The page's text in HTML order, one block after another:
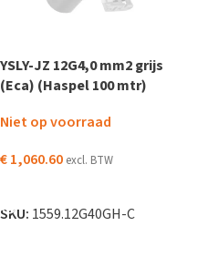
YSLY-JZ 12G4,0 mm2 grijs
(Eca) (Haspel 100 mtr)
Niet op voorraad
€1,060.60 excl. BTW
SKU: 1559.12G40GH-C